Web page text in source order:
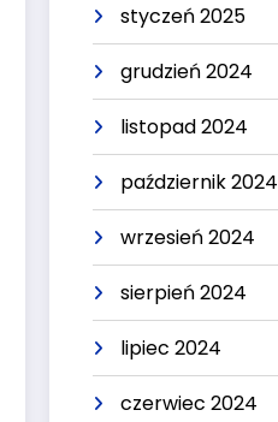
styczeń 2025
grudzień 2024
listopad 2024
październik 2024
wrzesień 2024
sierpień 2024
lipiec 2024
czerwiec 2024